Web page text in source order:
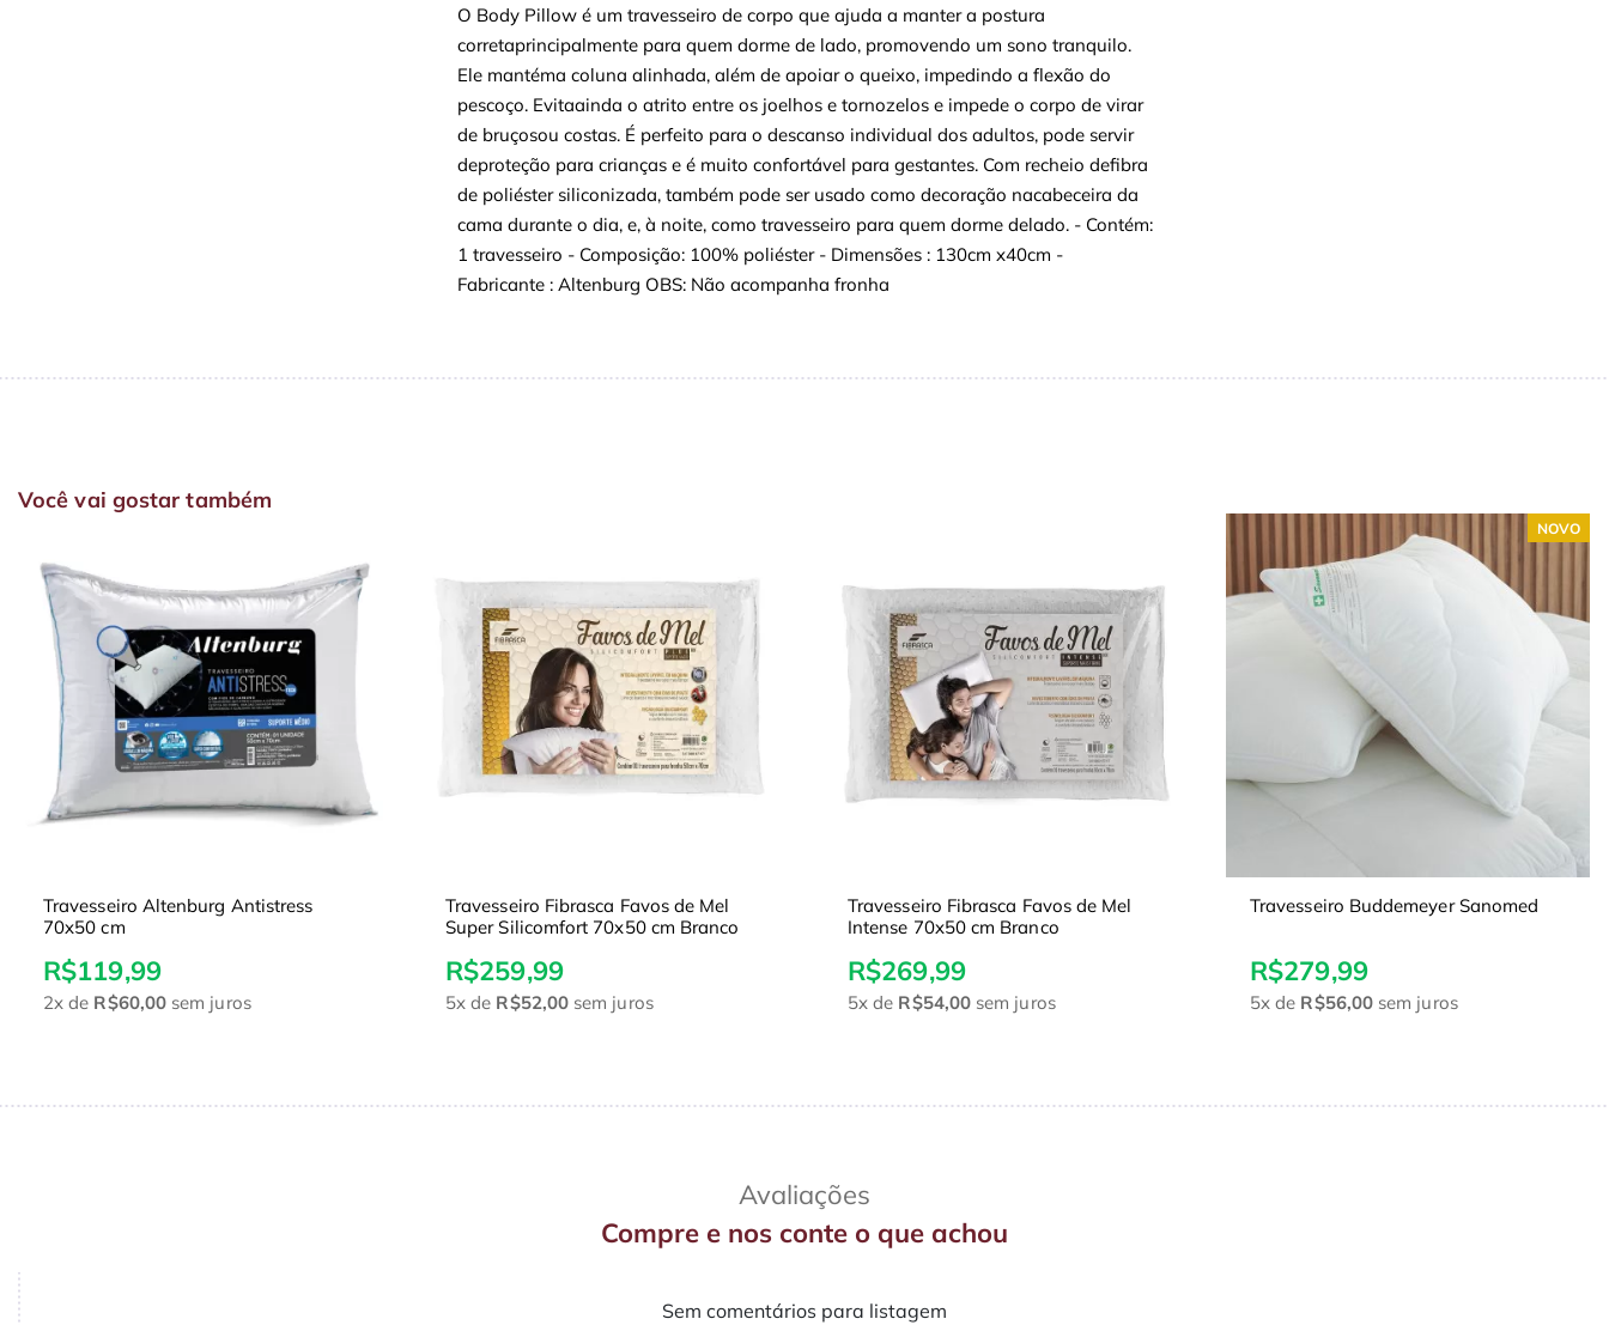
O Body Pillow é um travesseiro de corpo que ajuda a manter a postura
corretaprincipalmente para quem dorme de lado, promovendo um sono tranquilo.
Ele mantéma coluna alinhada, além de apoiar o queixo, impedindo a flexão do
pescoço. Evitaainda o atrito entre os joelhos e tornozelos e impede o corpo de virar
de bruçosou costas. É perfeito para o descanso individual dos adultos, pode servir
deproteção para crianças e é muito confortável para gestantes. Com recheio defibra
de poliéster siliconizada, também pode ser usado como decoração nacabeceira da
cama durante o dia, e, à noite, como travesseiro para quem dorme delado. - Contém:
1 travesseiro - Composição: 100% poliéster - Dimensões : 130cm x40cm -
Fabricante : Altenburg OBS: Não acompanha fronha
Você vai gostar também
Travesseiro Altenburg Antistress
70x50 cm
R$119,99
2x de R$60,00 sem juros
Travesseiro Fibrasca Favos de Mel
Super Silicomfort 70x50 cm Branco
R$259,99
5x de R$52,00 sem juros
Travesseiro Fibrasca Favos de Mel
Intense 70x50 cm Branco
R$269,99
5x de R$54,00 sem juros
NOVO
Travesseiro Buddemeyer Sanomed
R$279,99
5x de R$56,00 sem juros
Avaliações
Compre e nos conte o que achou
Sem comentários para listagem